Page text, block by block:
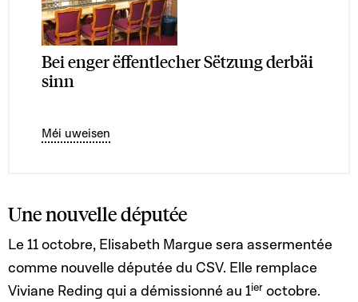
Bei enger ëffentlecher Sëtzung derbäi
sinn
Méi uweisen
Une nouvelle députée
Le 11 octobre, Elisabeth Margue sera assermentée
comme nouvelle députée du CSV. Elle remplace
Viviane Reding qui a démissionné au 1ier octobre.